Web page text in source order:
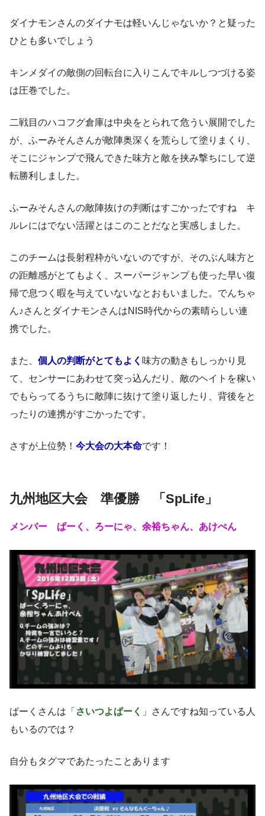
ダイナモンさんのダイナモは軽いんじゃないか？と疑った
ひとも多いでしょう
キンメダイの敵側の回転台に入りこんでキルしつづける姿
は圧巻でした。
二戦目のハコフグ倉庫は中央をとられて危うい展開でした
が、ふーみそんさんが敵陣奥深くを荒らして塗りまくり、
そこにジャンプで飛んできた味方と敵を挟み撃ちにして逆
転勝利しました。
ふーみそんさんの敵陣抜けの判断はすごかったですね キ
ルレにはでない活躍とはこのことだなと実感しました。
このチームは長射程枠がいないのですが、そのぶん味方と
の距離感がとてもよく、スーパージャンプも使った早い復
帰で息つく暇を与えていないなとおもいました。でんちゃ
ん♪さんとダイナモンさんはNIS時代からの素晴らしい連
携でした。
また、 個人の判断がとてもよく 味方の動きもしっかり見
て、センサーにあわせて突っ込んだり、敵のヘイトを稼い
でもらってるうちに敵陣に抜けて塗り返したり、背後をと
ったりの連携がすごかったです。
さすが上位勢！ 今大会の大本命です！
九州地区大会 準優勝 「SpLife」
メンバー ぱーく、ろーにゃ、余裕ちゃん、あけぺん
ぱーくさんは「 さいつよぱーく 」さんですね知っている人
もいるのでは？
自分もタグマであたったことあります